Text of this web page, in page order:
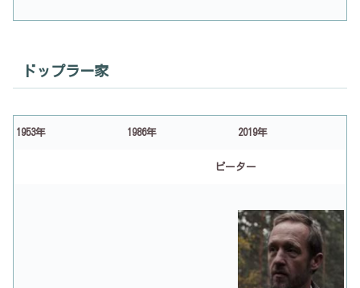
ドップラー家
1953年 1986年 2019年
ピーター